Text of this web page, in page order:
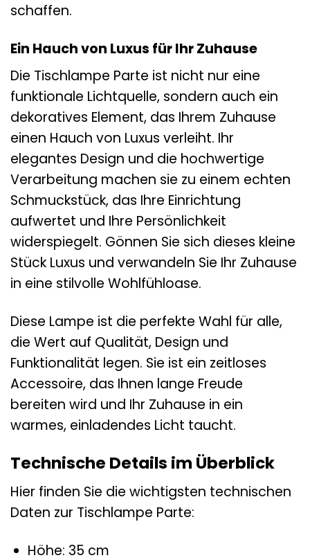
schaffen.
Ein Hauch von Luxus für Ihr Zuhause
Die Tischlampe Parte ist nicht nur eine
funktionale Lichtquelle, sondern auch ein
dekoratives Element, das Ihrem Zuhause
einen Hauch von Luxus verleiht. Ihr
elegantes Design und die hochwertige
Verarbeitung machen sie zu einem echten
Schmuckstück, das Ihre Einrichtung
aufwertet und Ihre Persönlichkeit
widerspiegelt. Gönnen Sie sich dieses kleine
Stück Luxus und verwandeln Sie Ihr Zuhause
in eine stilvolle Wohlfühloase.
Diese Lampe ist die perfekte Wahl für alle,
die Wert auf Qualität, Design und
Funktionalität legen. Sie ist ein zeitloses
Accessoire, das Ihnen lange Freude
bereiten wird und Ihr Zuhause in ein
warmes, einladendes Licht taucht.
Technische Details im Überblick
Hier finden Sie die wichtigsten technischen
Daten zur Tischlampe Parte:
Höhe: 35 cm